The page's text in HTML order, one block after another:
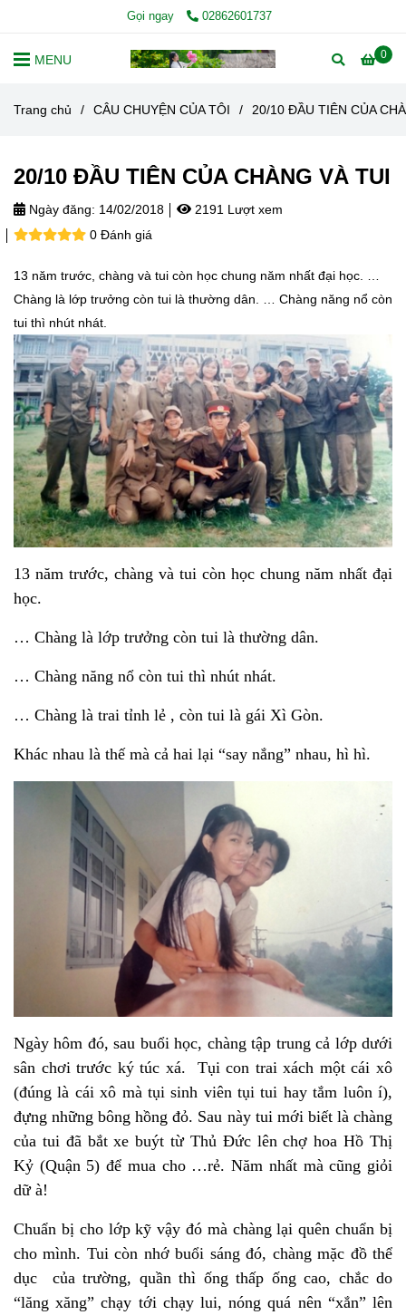
Gọi ngay 02862601737
0
MENU
Trang chủ / CÂU CHUYỆN CỦA TÔI / 20/10 ĐẦU TIÊN CỦA
20/10 ĐẦU TIÊN CỦA CHÀNG VÀ TUI
Ngày đăng: 14/02/2018
2191 Lượt xem
0 Đánh giá
13 năm trước, chàng và tui còn học chung năm nhất đại học. …
Chàng là lớp trưởng còn tui là thường dân. … Chàng năng nổ còn
tui thì nhút nhát.
13 năm trước, chàng và tui còn học chung năm nhất đại
học.
… Chàng là lớp trưởng còn tui là thường dân.
… Chàng năng nổ còn tui thì nhút nhát.
… Chàng là trai tỉnh lẻ , còn tui là gái Xì Gòn.
Khác nhau là thế mà cả hai lại “say nắng” nhau, hì hì.
Ngày hôm đó, sau buổi học, chàng tập trung cả lớp dưới
sân chơi trước ký túc xá. Tụi con trai xách một cái xô
(đúng là cái xô mà tụi sinh viên tụi tui hay tắm luôn í),
đựng những bông hồng đỏ. Sau này tui mới biết là chàng
của tui đã bắt xe buýt từ Thủ Đức lên chợ hoa Hồ Thị
Kỷ (Quận 5) để mua cho …rẻ. Năm nhất mà cũng giỏi
dữ à!
Chuẩn bị cho lớp kỹ vậy đó mà chàng lại quên chuẩn bị
cho mình. Tui còn nhớ buổi sáng đó, chàng mặc đồ thể
dục của trường, quần thì ống thấp ống cao, chắc do
“lăng xăng” chạy tới chạy lui, nóng quá nên “xắn” lên